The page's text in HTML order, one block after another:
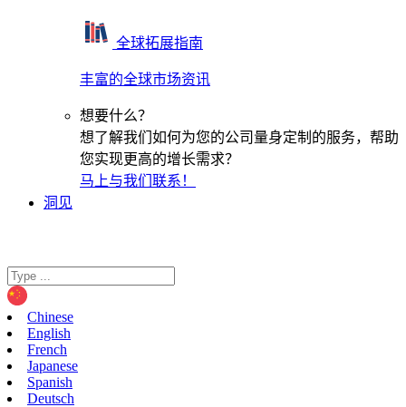
全球拓展指南
丰富的全球市场资讯
想要什么？
想了解我们如何为您的公司量身定制的服务，帮助
您实现更高的增长需求？
马上与我们联系！
洞见
Chinese
English
French
Japanese
Spanish
Deutsch